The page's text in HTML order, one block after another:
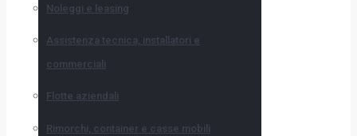
Noleggi e leasing
Assistenza tecnica, installatori e
commerciali
Flotte aziendali
Rimorchi, container e casse mobili